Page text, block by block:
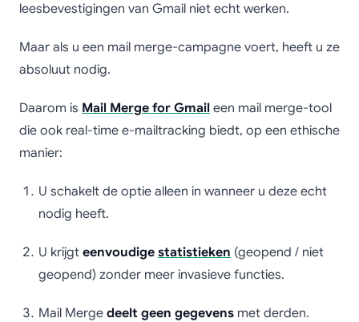
leesbevestigingen van Gmail niet echt werken.
Maar als u een mail merge-campagne voert, heeft u ze
absoluut nodig.
Daarom is Mail Merge for Gmail een mail merge-tool
die ook real-time e-mailtracking biedt, op een ethische
manier:
U schakelt de optie alleen in wanneer u deze echt
nodig heeft.
U krijgt eenvoudige statistieken (geopend / niet
geopend) zonder meer invasieve functies.
Mail Merge deelt geen gegevens met derden.